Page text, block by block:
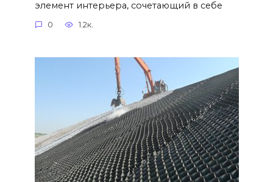
элемент интерьера, сочетающий в себе
0 1.2к.